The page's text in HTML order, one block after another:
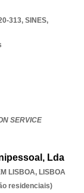
313, SINES,
SERVICE
Lda
LISBOA, LISBOA
residenciais)